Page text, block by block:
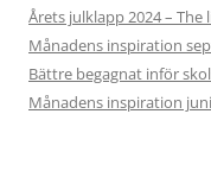
Årets julklapp 2024 – The
Månadens inspiration
Bättre begagnat inför
Månadens inspiration